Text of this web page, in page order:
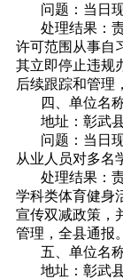
问题：当日
处理结果：
许可范围从事自
其立即停止违规
后续跟踪和管理
四、单位名
地址：彰武
问题：当日
从业人员对多名
处理结果：
学科类体育健身
宣传双减政策，
管理，全县通报。
五、单位名
地址：彰武